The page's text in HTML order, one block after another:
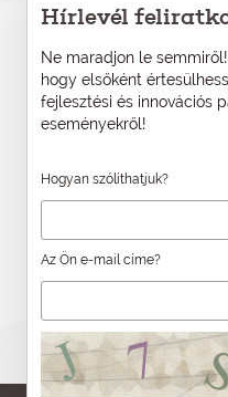
Hírlevél
Ne maradjon le
hogy elsőként
fejlesztési és innovációs
eseményekről!
Hogyan szólíthatjuk?
Az Ön e-mail címe?